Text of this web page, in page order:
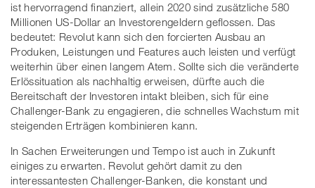
ist hervorragend finanziert, allein 2020 sind zusätzliche 580
Millionen US-Dollar an Investorengeldern geflossen. Das
bedeutet: Revolut kann sich den forcierten Ausbau an
Produken, Leistungen und Features auch leisten und verfügt
weiterhin über einen langem Atem. Sollte sich die veränderte
Erlössituation als nachhaltig erweisen, dürfte auch die
Bereitschaft der Investoren intakt bleiben, sich für eine
Challenger-Bank zu engagieren, die schnelles Wachstum mit
steigenden Erträgen kombinieren kann.
In Sachen Erweiterungen und Tempo ist auch in Zukunft
einiges zu erwarten. Revolut gehört damit zu den
interessantesten Challenger-Banken, die konstant und